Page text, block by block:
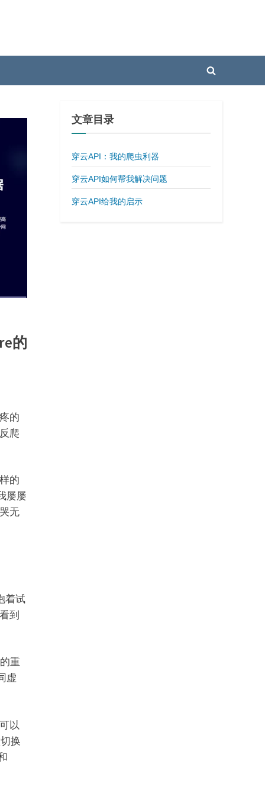
Toggle
的
的
爬
的
屡屡
无
着试
到
重
虚
以
换
文章目录
穿云API：我的爬虫利器
穿云API如何帮我解决问题
穿云API给我的启示